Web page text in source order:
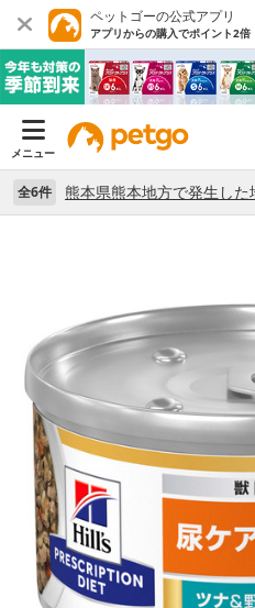
ペットゴーの公式アプリ
アプリからの購入でポイント2倍
メニュー
全6件